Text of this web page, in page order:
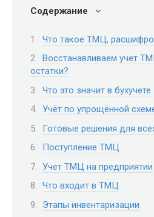
Содержание
Что такое ТМЦ,
Восстанавливаем учет
остатки?
Что это значит в бухучете
Учёт по упрощённой
Готовые решения для
Поступление ТМЦ
Учет ТМЦ на предприятии
Что входит в ТМЦ
Этапы инвентаризации